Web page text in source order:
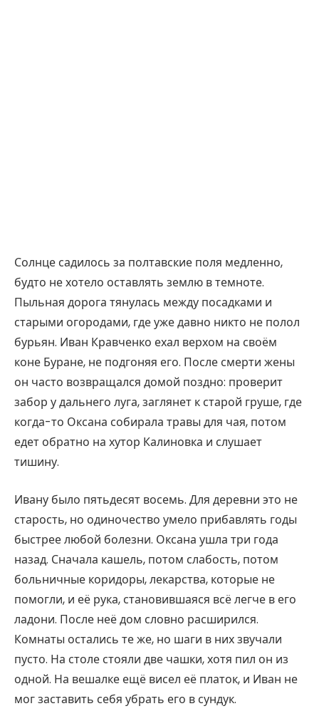
Солнце садилось за полтавские поля медленно,
будто не хотело оставлять землю в темноте.
Пыльная дорога тянулась между посадками и
старыми огородами, где уже давно никто не полол
бурьян. Иван Кравченко ехал верхом на своём
коне Буране, не подгоняя его. После смерти жены
он часто возвращался домой поздно: проверит
забор у дальнего луга, заглянет к старой груше, где
когда-то Оксана собирала травы для чая, потом
едет обратно на хутор Калиновка и слушает
тишину.
Ивану было пятьдесят восемь. Для деревни это не
старость, но одиночество умело прибавлять годы
быстрее любой болезни. Оксана ушла три года
назад. Сначала кашель, потом слабость, потом
больничные коридоры, лекарства, которые не
помогли, и её рука, становившаяся всё легче в его
ладони. После неё дом словно расширился.
Комнаты остались те же, но шаги в них звучали
пусто. На столе стояли две чашки, хотя пил он из
одной. На вешалке ещё висел её платок, и Иван не
мог заставить себя убрать его в сундук.